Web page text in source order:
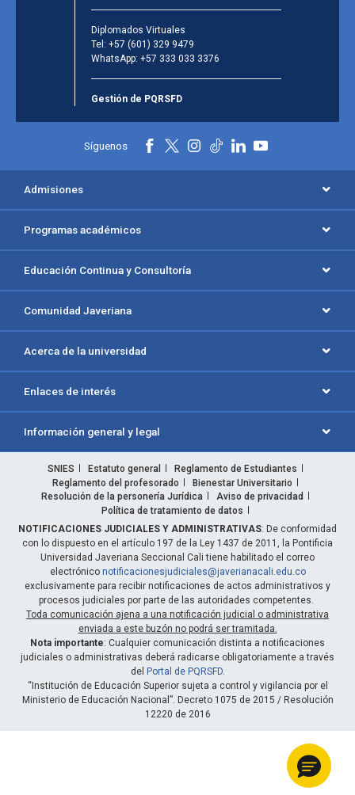
Diplomados Virtuales
Tel: +57 (601) 329 9479
WhatsApp: +57 333 033 3376
Gestión de PQRSFD
Síguenos
Admisiones
Programas académicos
Educación Continua y Consultoría
Comunidad Javeriana
Acerca de la universidad
Enlaces de interés
Información general y legal
SNIES Estatuto general
Reglamento de Estudiantes
Reglamento del profesorado
Bienestar Universitario
Resolución de la personería Jurídica
Aviso de privacidad
Política de tratamiento de datos
NOTIFICACIONES JUDICIALES Y ADMINISTRATIVAS: De conformidad
con lo dispuesto en el artículo 197 de la Ley 1437 de 2011, la Pontificia
Universidad Javeriana Seccional Cali tiene habilitado el correo
electrónico notificacionesjudiciales@javerianacali.edu.co
exclusivamente para recibir notificaciones de actos administrativos y
procesos judiciales por parte de las autoridades competentes.
Toda comunicación ajena a una notificación judicial o administrativa
enviada a este buzón no podrá ser tramitada.
Nota importante: Cualquier comunicación distinta a notificaciones
judiciales o administrativas deberá radicarse obligatoriamente a través
del Portal de PQRSFD.
“Institución de Educación Superior sujeta a control y vigilancia por el
Ministerio de Educación Nacional”. Decreto 1075 de 2015 / Resolución
12220 de 2016